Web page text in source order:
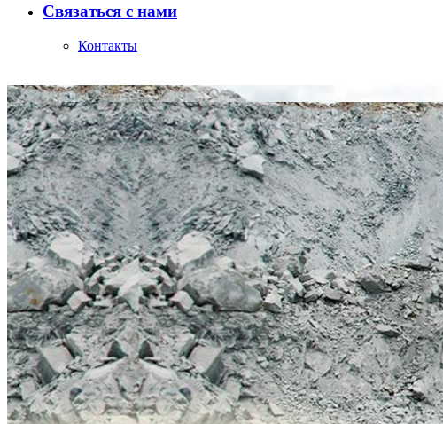
Связаться с нами
Контакты